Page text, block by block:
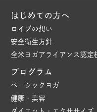
はじめての方へ
ロイブの想い
安全衛生方針
全米ヨガアライアンス認定
プログラム
ベーシックヨガ
健康・美容